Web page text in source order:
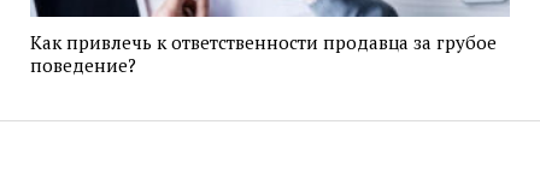
Как привлечь к ответственности продавца за грубое
поведение?